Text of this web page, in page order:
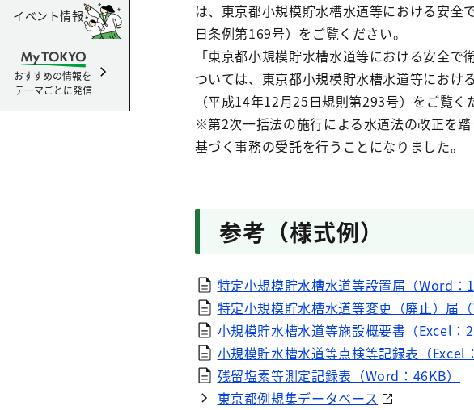
イベント情報
おすすめの情報を
テーマごとに発信
は、東京都小規模貯水槽水道等における安
日条例第169号）をご覧ください。
「東京都小規模貯水槽水道等における安全
ついては、東京都小規模貯水槽水道等におけ
（平成14年12月25日規則第293号）をご覧く
※第2次一括法の施行による水道法の改正を
基づく事務の受託を行うことになりました。
参考（様式例）
特定小規模貯水槽水道等設置届（Word：
特定小規模貯水槽水道等変更（廃止）届（
小規模貯水槽水道等施設概要書（Excel：
小規模貯水槽水道等点検等記録表（Excel
残留塩素等測定記録表（Word：46KB）
東京都例規集データベース